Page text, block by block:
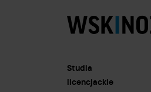
Studia
licencjackie